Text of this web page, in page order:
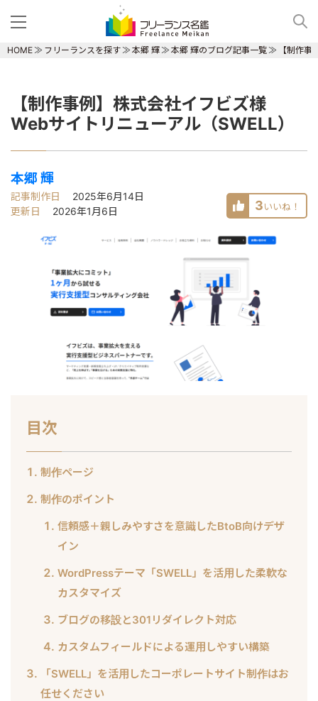
HOME フリーランスを探す 本郷 輝 本郷 輝のブログ記事一覧 【制作
【制作事例】株式会社イフビズ様
Webサイトリニューアル（SWELL）
本郷 輝
記事制作日
2025年6月14日
更新日
2026年1月6日 3いいね！
目次
制作ページ
制作のポイント
信頼感＋親しみやすさを意識したBtoB向けデザ
イン
WordPressテーマ「SWELL」を活用した柔軟な
カスタマイズ
ブログの移設と301リダイレクト対応
カスタムフィールドによる運用しやすい構築
「SWELL」を活用したコーポレートサイト制作はお
任せください